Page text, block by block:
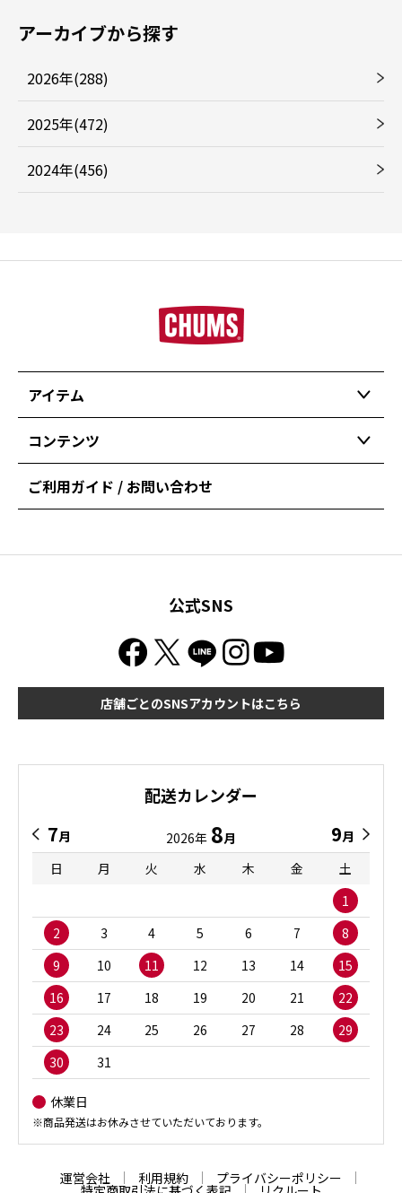
アーカイブから探す
2026年(288)
2025年(472)
2024年(456)
アイテム
コンテンツ
ご利用ガイド / お問い合わせ
公式SNS
店舗ごとのSNSアカウントはこちら
配送カレンダー
7月 2026年 8月 9月
日
月 火 水 木 金
土
1
2
3 4 5 6 7
8
9
10 11 12 13 14
15
16
17 18 19 20 21
22
23
24 25 26 27 28
29
30
31
休業日
※商品発送はお休みさせていただいております。
運営会社 利用規約 プライバシーポリシー